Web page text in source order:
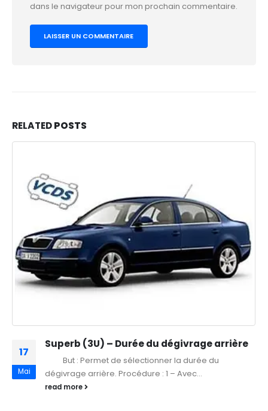
dans le navigateur pour mon prochain commentaire.
RELATEDPOSTS
17
Mai
Superb (3U) – Durée du dégivrage arrière
But : Permet de sélectionner la durée du
dégivrage arrière. Procédure : 1 – Avec...
read more